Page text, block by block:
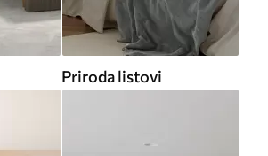
Priroda listovi